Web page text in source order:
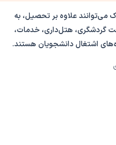
می‌توانند علاوه بر تحصیل، به
گردشگری، هتل‌داری، خدمات،
اشتغال دانشجویان هستند.